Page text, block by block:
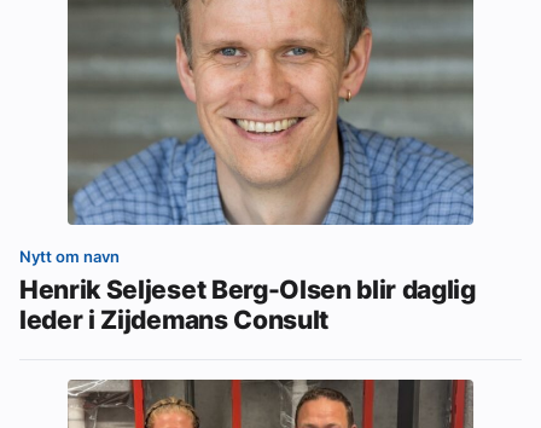
Nytt om navn
Henrik Seljeset Berg-Olsen blir daglig
leder i Zijdemans Consult